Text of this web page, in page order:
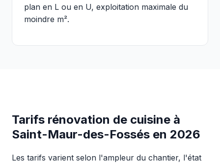
plan en L ou en U, exploitation maximale du
moindre m².
Tarifs rénovation de cuisine à
Saint-Maur-des-Fossés en 2026
Les tarifs varient selon l'ampleur du chantier, l'état